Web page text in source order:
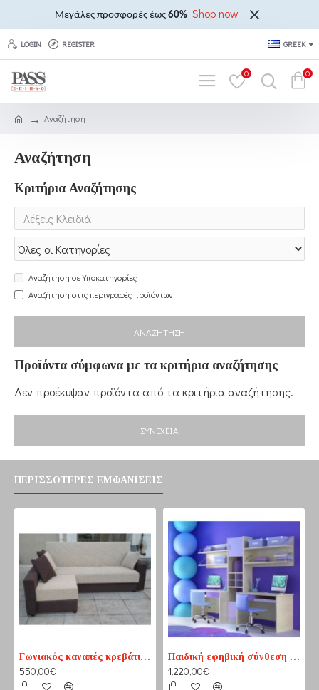
Μεγάλες προσφορές έως 60% Shop now
LOGIN REGISTER GREEK
0 0
Αναζήτηση
Αναζήτηση
Κριτήρια Αναζήτησης
Αναζήτηση σε Υποκατηγορίες
Αναζήτηση στις περιγραφές προϊόντων
ΑΝΑΖΉΤΗΣΗ
Προϊόντα σύμφωνα με τα κριτήρια αναζήτησης
Δεν προέκυψαν προϊόντα από τα κριτήρια αναζήτησης.
ΣΥΝΈΧΕΙΑ
ΠΕΡΙΣΣΌΤΕΡΕΣ ΕΜΦΑΝΊΣΕΙΣ
Γωνιακός καναπές κρεβάτι No1 καφέ-εκρού (PASS1) 210 cm x 165 cm
550,00€
Παιδική εφηβική σύνθεση βιβλιοθηκών για δύο παιδιά
1.220,00€